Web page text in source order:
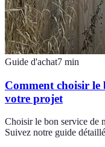
Guide d'achat7 min
Comment choisir le
votre projet
Choisir le bon service de
Suivez notre guide